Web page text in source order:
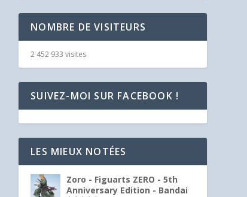
NOMBRE DE VISITEURS
2 452 933 visites
SUIVEZ-MOI SUR FACEBOOK !
LES MIEUX NOTÉES
Zoro - Figuarts ZERO - 5th
Anniversary Edition - Bandai